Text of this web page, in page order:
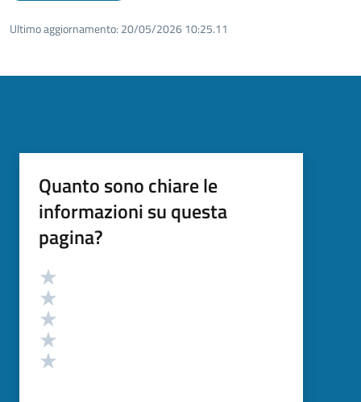
Ultimo aggiornamento: 20/05/2026 10:25.11
Quanto sono chiare le
informazioni su questa
pagina?
Valutazione